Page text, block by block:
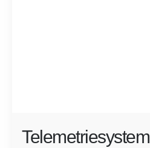
Telemetriesystem